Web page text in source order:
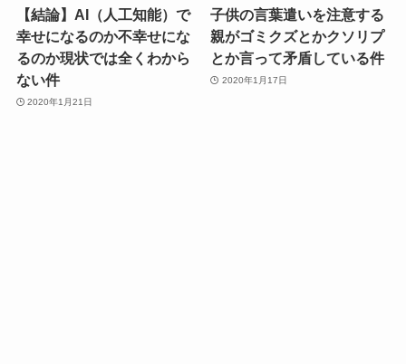
【結論】AI（人工知能）で
幸せになるのか不幸せにな
るのか現状では全くわから
ない件
2020年1月21日
子供の言葉遣いを注意する
親がゴミクズとかクソリプ
とか言って矛盾している件
2020年1月17日